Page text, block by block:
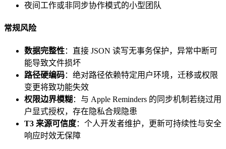
夜间工作或非同步协作模式的小型团队
常规风险
数据完整性：直接 JSON 读写无事务保护，异常中断可
能导致文件损坏
路径硬编码：绝对路径依赖特定用户环境，迁移或权限
变更将致功能失效
权限边界模糊 ：与 Apple Reminders 的同步机制若绕过用
户显式授权，存在隐私合规隐患
T3 来源可信度：个人开发者维护，更新可持续性与安全
响应时效无保障